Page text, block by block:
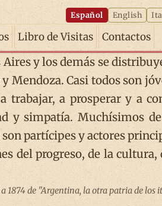
Español English
Libro de Visitas Contactos
y los demás se
Mendoza. Casi todos son
trabajar, a prosperar y a
y simpatía. Muchísimos
partícipes y actores
del progreso, de la cultura,
1874 de "Argentina, la otra patria de los